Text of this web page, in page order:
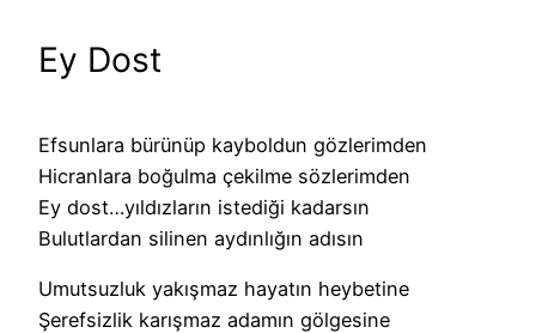
Ey Dost
Efsunlara bürünüp kayboldun gözlerimden
Hicranlara boğulma çekilme sözlerimden
Ey dost…yıldızların istediği kadarsın
Bulutlardan silinen aydınlığın adısın
Umutsuzluk yakışmaz hayatın heybetine
Şerefsizlik karışmaz adamın gölgesine